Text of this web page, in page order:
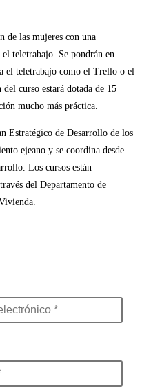
de las mujeres con una
teletrabajo. Se pondrán en
el teletrabajo como el Trello o el
curso estará dotada de 15
mucho más práctica.
Estratégico de Desarrollo de los
ejeano y se coordina desde
Los cursos están
del Departamento de